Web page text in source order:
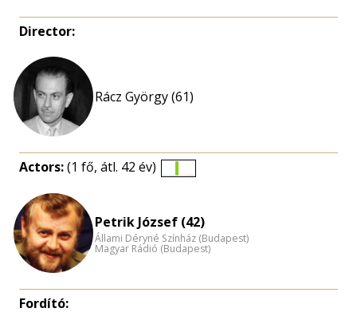
Director:
Rácz György (61)
Actors:(1 fő, átl. 42 év)
nagyítása
Petrik József (42)
Állami Déryné Színház (Budapest)
Magyar Rádió (Budapest)
Fordító: